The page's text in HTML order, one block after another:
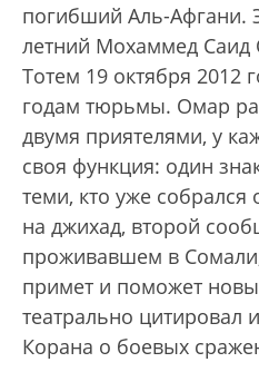
погибший Аль-Афгани.
летний Мохаммед Саид
Тотем 19 октября 2012
годам тюрьмы. Омар
двумя приятелями, у
своя функция: один
теми, кто уже собрался
на джихад, второй
проживавшем в
примет и поможет
театрально цитировал
Корана о боевых